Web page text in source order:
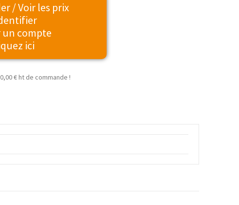
/ Voir les prix
un compte
ici
€ht de commande !